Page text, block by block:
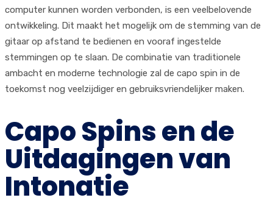
computer kunnen worden verbonden, is een veelbelovende
ontwikkeling. Dit maakt het mogelijk om de stemming van de
gitaar op afstand te bedienen en vooraf ingestelde
stemmingen op te slaan. De combinatie van traditionele
ambacht en moderne technologie zal de capo spin in de
toekomst nog veelzijdiger en gebruiksvriendelijker maken.
Capo Spins en de
Uitdagingen van
Intonatie